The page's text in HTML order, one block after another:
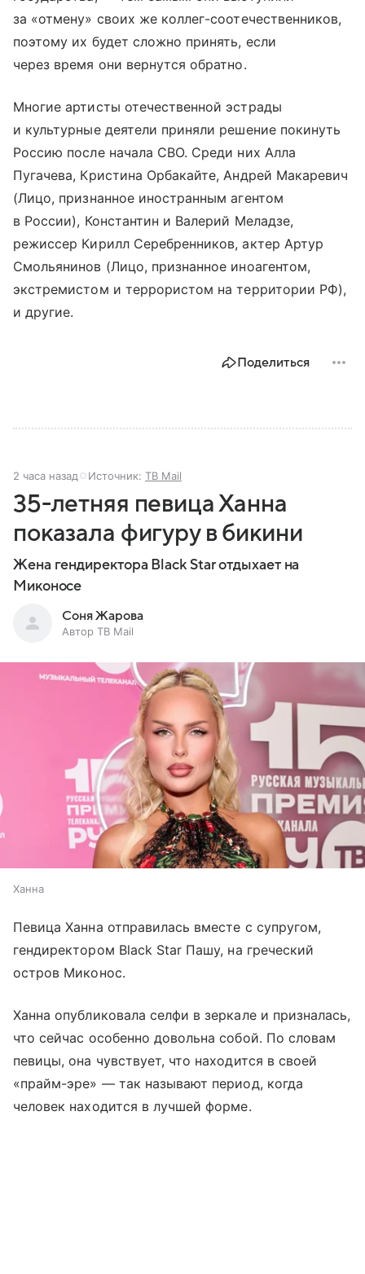
за «отмену» своих же коллег-соотечественников,
поэтому их будет сложно принять, если
через время они вернутся обратно.
Многие артисты отечественной эстрады
и культурные деятели приняли решение покинуть
Россию после начала СВО. Среди них Алла
Пугачева, Кристина Орбакайте, Андрей Макаревич
(Лицо, признанное иностранным агентом
в России), Константин и Валерий Меладзе,
режиссер Кирилл Серебренников, актер Артур
Смольянинов (Лицо, признанное иноагентом,
экстремистом и террористом на территории РФ),
и другие.
Поделиться
2 часа назад Источник: ТВ Mail
35-летняя певица Ханна
показала фигуру в бикини
Жена гендиректора Black Star отдыхает на
Миконосе
Соня Жарова
Автор ТВ Mail
Ханна
Певица Ханна отправилась вместе с супругом,
гендиректором Black Star Пашу, на греческий
остров Миконос.
Ханна опубликовала селфи в зеркале и призналась,
что сейчас особенно довольна собой. По словам
певицы, она чувствует, что находится в своей
«прайм-эре» — так называют период, когда
человек находится в лучшей форме.